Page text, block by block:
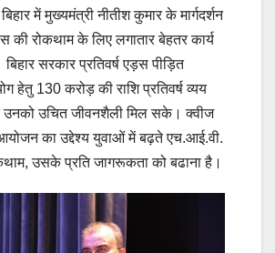
में मुख्यमंत्री नीतीश कुमार के मार्गदर्शन
की रोकथाम के लिए लगातार बेहतर कार्य
सरकार प्रतिवर्ष एड़स पीड़ित
हेतु 130 करोड़ की राशि प्रतिवर्ष व्यय
उनको उचित जीवनशैली मिल सके। क्वीज
का उद्देश्य युवाओं में बढ़ते एच.आई.वी.
उसके प्रति जागरूकता को बढाना है।